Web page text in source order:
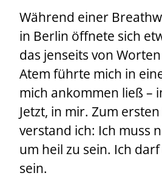
Während einer
in Berlin öffnete sich
das jenseits von
Atem führte mich in
mich ankommen ließ –
Jetzt, in mir. Zum
verstand ich: Ich muss
um heil zu sein. Ich
sein.